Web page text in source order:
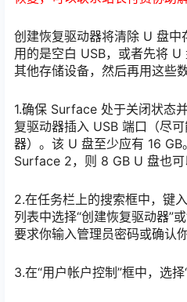
创建恢复驱动器将清除 U 盘
用的是空白 USB，或者先将
其他存储设备，然后再用这些
1.确保 Surface 处于关闭状态
复驱动器插入 USB 端口（尽
器）。该 U 盘至少应有 16
Surface 2，则 8 GB U 盘也可
2.在任务栏上的搜索框中，键
列表中选择“创建恢复驱动器”
要求你输入管理员密码或确认你
3.在“用户帐户控制”框中，选择“